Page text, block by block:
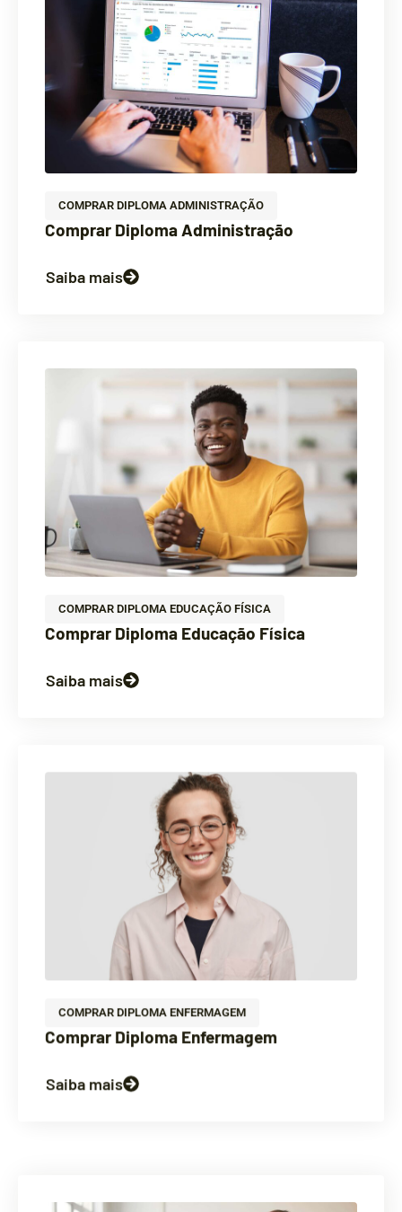
COMPRAR DIPLOMA ADMINISTRAÇÃO
Comprar Diploma Administração
Saiba mais
COMPRAR DIPLOMA EDUCAÇÃO FÍSICA
Comprar Diploma Educação Física
Saiba mais
COMPRAR DIPLOMA ENFERMAGEM
Comprar Diploma Enfermagem
Saiba mais